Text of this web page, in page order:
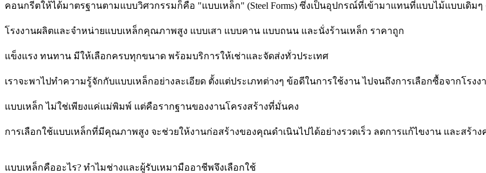
คอนกรีตให้ได้มาตรฐานตามแบบวิศวกรรมก็คือ "แบบเหล็ก" (Steel Forms) ซึ่งเป็นอุปกรณ์ที่เข้ามาแทนที่แบบไม้แบบเดิ
โรงงานผลิตและจำหน่ายแบบเหล็กคุณภาพสูง แบบเสา แบบคาน แบบถนน และนั่งร้านเหล็ก ราคาถูก
แข็งแรง ทนทาน มีให้เลือกครบทุกขนาด พร้อมบริการให้เช่าและจัดส่งทั่วประเทศ
เราจะพาไปทำความรู้จักกับแบบเหล็กอย่างละเอียด ตั้งแต่ประเภทต่างๆ ข้อดีในการใช้งาน ไปจนถึงการเลือกซื้อจากโร
แบบเหล็ก ไม่ใช่เพียงแค่แม่พิมพ์ แต่คือรากฐานของงานโครงสร้างที่มั่นคง
การเลือกใช้แบบเหล็กที่มีคุณภาพสูง จะช่วยให้งานก่อสร้างของคุณดำเนินไปได้อย่างรวดเร็ว ลดการแก้ไขงาน และสร้า
แบบเหล็กคืออะไร? ทำไมช่างและผู้รับเหมามืออาชีพจึงเลือกใช้